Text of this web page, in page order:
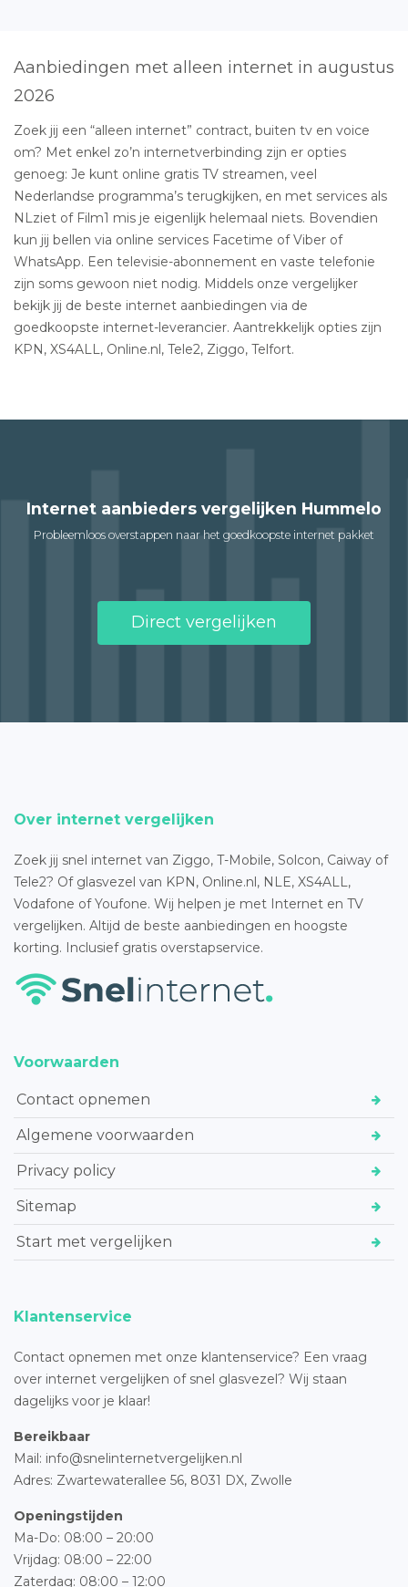
Aanbiedingen met alleen internet in augustus
2026
Zoek jij een “alleen internet” contract, buiten tv en voice
om? Met enkel zo’n internetverbinding zijn er opties
genoeg: Je kunt online gratis TV streamen, veel
Nederlandse programma’s terugkijken, en met services als
NLziet of Film1 mis je eigenlijk helemaal niets. Bovendien
kun jij bellen via online services Facetime of Viber of
WhatsApp. Een televisie-abonnement en vaste telefonie
zijn soms gewoon niet nodig. Middels onze vergelijker
bekijk jij de beste internet aanbiedingen via de
goedkoopste internet-leverancier. Aantrekkelijk opties zijn
KPN, XS4ALL, Online.nl, Tele2, Ziggo, Telfort.
Internet aanbieders vergelijken Hummelo
Probleemloos overstappen naar het goedkoopste internet pakket
Direct vergelijken
Over internet vergelijken
Zoek jij snel internet van Ziggo, T-Mobile, Solcon, Caiway of
Tele2? Of glasvezel van KPN, Online.nl, NLE, XS4ALL,
Vodafone of Youfone. Wij helpen je met Internet en TV
vergelijken. Altijd de beste aanbiedingen en hoogste
korting. Inclusief gratis overstapservice.
Voorwaarden
Contact opnemen
Algemene voorwaarden
Privacy policy
Sitemap
Start met vergelijken
Klantenservice
Contact opnemen met onze klantenservice? Een vraag
over internet vergelijken of snel glasvezel? Wij staan
dagelijks voor je klaar!
Bereikbaar
Mail: info@snelinternetvergelijken.nl
Adres: Zwartewaterallee 56, 8031 DX, Zwolle
Openingstijden
Ma-Do: 08:00 – 20:00
Vrijdag: 08:00 – 22:00
Zaterdag: 08:00 – 12:00